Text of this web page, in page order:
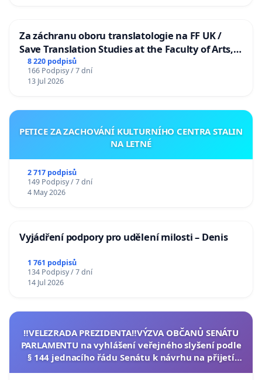
Za záchranu oboru translatologie na FF UK /
Save Translation Studies at the Faculty of Arts,
Charles University
8 220 podpisů
166 Podpisy / 7 dní
13 Jul 2026
PETICE ZA ZACHOVÁNÍ KULTURNÍHO CENTRA STALIN
NA LETNÉ
2 717 podpisů
149 Podpisy / 7 dní
4 May 2026
Vyjádření podpory pro udělení milosti – Denis
1 761 podpisů
134 Podpisy / 7 dní
14 Jul 2026
‼️VELEZRADA PREZIDENTA‼️VÝZVA OBČANŮ SENÁTU
PARLAMENTU na vyhlášení veřejného slyšení podle
§ 144 jednacího řádu Senátu k návrhu na přijetí